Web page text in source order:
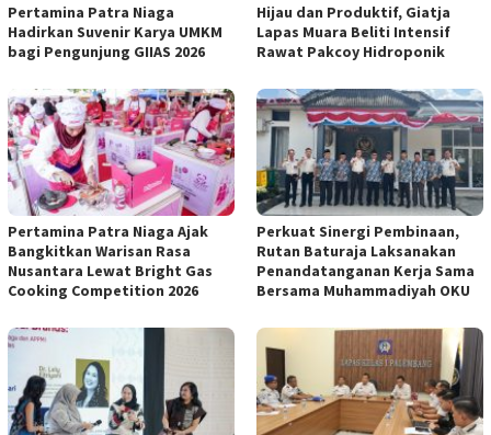
Pertamina Patra Niaga
Hadirkan Suvenir Karya UMKM
bagi Pengunjung GIIAS 2026
Hijau dan Produktif, Giatja
Lapas Muara Beliti Intensif
Rawat Pakcoy Hidroponik
Pertamina Patra Niaga Ajak
Bangkitkan Warisan Rasa
Nusantara Lewat Bright Gas
Cooking Competition 2026
Perkuat Sinergi Pembinaan,
Rutan Baturaja Laksanakan
Penandatanganan Kerja Sama
Bersama Muhammadiyah OKU